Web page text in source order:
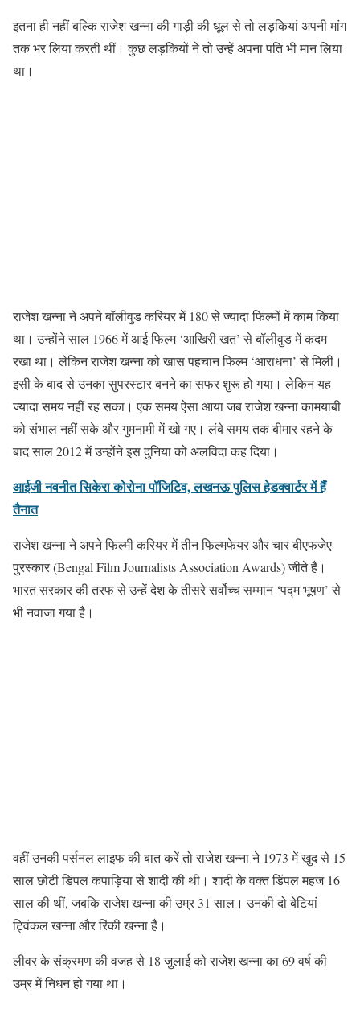
इतना ही नहीं बल्कि राजेश खन्ना की गाड़ी की धूल से तो लड़कियां अपनी मांग
तक भर लिया करती थीं। कुछ लड़कियों ने तो उन्हें अपना पति भी मान लिया
था।
राजेश खन्ना ने अपने बॉलीवुड करियर में 180 से ज्यादा फिल्मों में काम किया
था। उन्होंने साल 1966 में आई फिल्म ‘आखिरी खत’ से बॉलीवुड में कदम
रखा था। लेकिन राजेश खन्ना को खास पहचान फिल्म ‘आराधना’ से मिली।
इसी के बाद से उनका सुपरस्टार बनने का सफर शुरू हो गया। लेकिन यह
ज्यादा समय नहीं रह सका। एक समय ऐसा आया जब राजेश खन्ना कामयाबी
को संभाल नहीं सके और गुमनामी में खो गए। लंबे समय तक बीमार रहने के
बाद साल 2012 में उन्होंने इस दुनिया को अलविदा कह दिया।
आईजी नवनीत सिकेरा कोरोना पॉजिटिव, लखनऊ पुलिस हेडक्वार्टर में हैं
तैनात
राजेश खन्ना ने अपने फिल्मी करियर में तीन फिल्मफेयर और चार बीएफजेए
पुरस्कार (Bengal Film Journalists Association Awards) जीते हैं।
भारत सरकार की तरफ से उन्हें देश के तीसरे सर्वोच्च सम्मान ‘पद्म भूषण’ से
भी नवाजा गया है।
वहीं उनकी पर्सनल लाइफ की बात करें तो राजेश खन्ना ने 1973 में खुद से 15
साल छोटी डिंपल कपाड़िया से शादी की थी। शादी के वक्त डिंपल महज 16
साल की थीं, जबकि राजेश खन्ना की उम्र 31 साल। उनकी दो बेटियां
ट्विंकल खन्ना और रिंकी खन्ना हैं।
लीवर के संक्रमण की वजह से 18 जुलाई को राजेश खन्ना का 69 वर्ष की
उम्र में निधन हो गया था।